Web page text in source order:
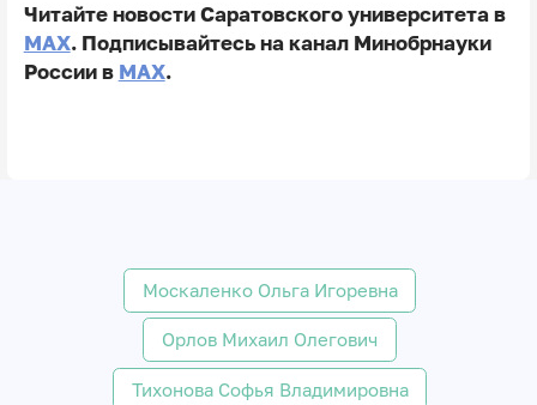
Читайте новости Саратовского университета в
MAX. Подписывайтесь на канал Минобрнауки
России в MAX.
Москаленко Ольга Игоревна
Орлов Михаил Олегович
Тихонова Софья Владимировна